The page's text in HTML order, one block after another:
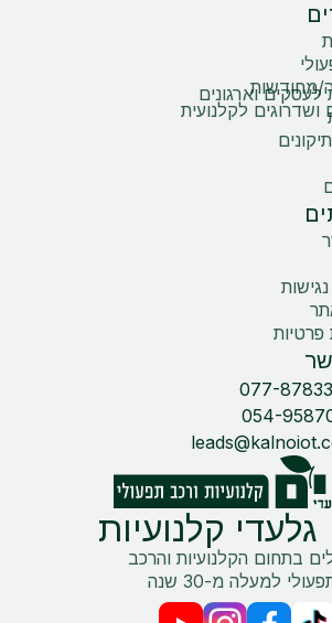
גלעדי קלנועיות
בתחום הקלנועיות והרכב
למעלה מ-30 שנה
מחודשות
ושדרוגים לקלנועית
לעסקים וארגונים
פרטיות
077-
054-